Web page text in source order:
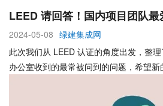
LEED 请回答！国内项目团队
2024-05-08 绿建集成网
此次我们从 LEED 认证的角度出发，整
办公室收到的最常被问到的问题，希望新